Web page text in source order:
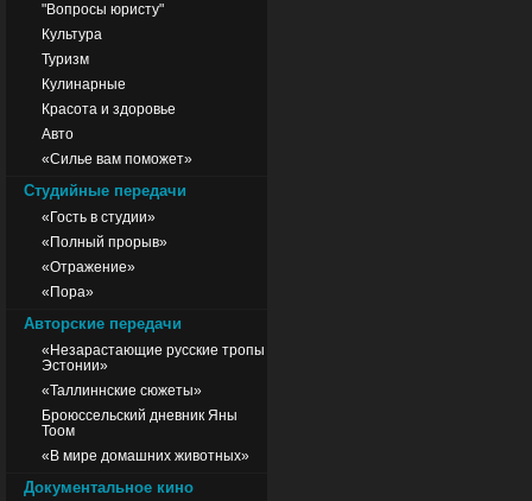
"Вопросы юристу"
Культура
Туризм
Кулинарные
Красота и здоровье
Авто
«Силье вам поможет»
Студийные передачи
«Гость в студии»
«Полный прорыв»
«Отражение»
«Пора»
Авторские передачи
«Незарастающие русские тропы
Эстонии»
«Таллиннские сюжеты»
Броюссельский дневник Яны
Тоом
«В мире домашних животных»
Документальное кино